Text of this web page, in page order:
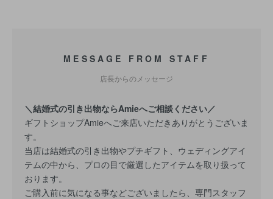
MESSAGE FROM STAFF
店長からのメッセージ
＼結婚式の引き出物ならAmieへご相談ください／
ギフトショップAmieへご来店いただきありがとうございま
す。
当店は結婚式の引き出物やプチギフト、ウェディングアイ
テムの中から、プロの目で厳選したアイテムを取り扱って
おります。
ご購入前に気になる事などございましたら、専門スタッフ